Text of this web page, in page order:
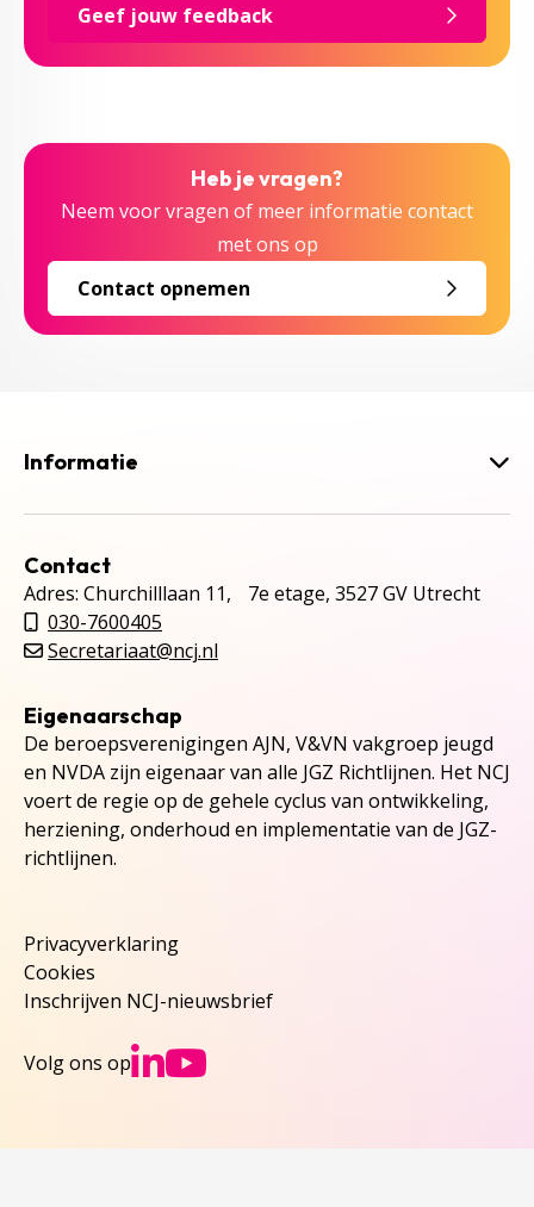
Geef jouw feedback
Heb je vragen?
Neem voor vragen of meer informatie contact
met ons op
Contact opnemen
Informatie
Contact
Adres: Churchilllaan 11, 7e etage, 3527 GV Utrecht
030-7600405
Secretariaat@ncj.nl
Eigenaarschap
De beroepsverenigingen AJN, V&VN vakgroep jeugd
en NVDA zijn eigenaar van alle JGZ Richtlijnen. Het NCJ
voert de regie op de gehele cyclus van ontwikkeling,
herziening, onderhoud en implementatie van de JGZ-
richtlijnen.
Privacyverklaring
Cookies
Inschrijven NCJ-nieuwsbrief
Volg ons op Ga naar NCJs